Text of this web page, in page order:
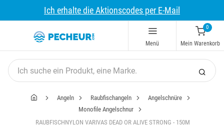
Ich erhalte die Aktionscodes per E-Mail
Menü
0
Mein Warenkorb
Angeln Raubfischangeln
Angelschnüre
Monofile Angelschnur
RAUBFISCHNYLON VARIVAS DEAD OR ALIVE STRONG - 150M